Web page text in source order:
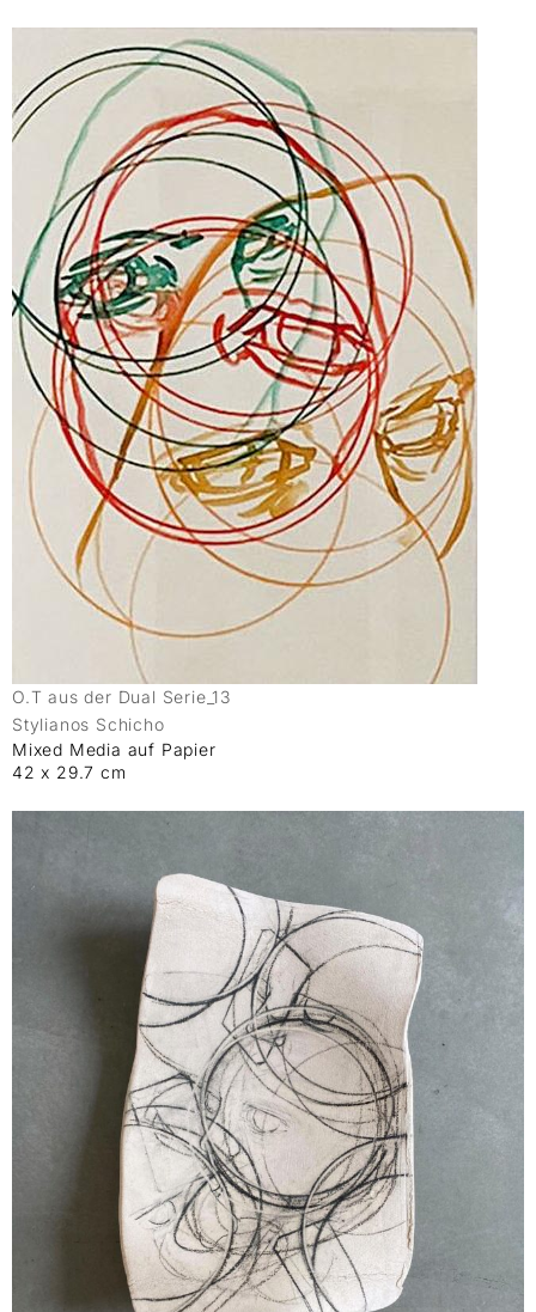
O.T aus der Dual Serie_13
Stylianos Schicho
Mixed Media auf Papier
42 x 29.7 cm